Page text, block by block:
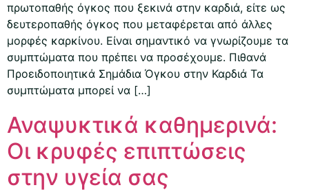
πρωτοπαθής όγκος που ξεκινά στην καρδιά, είτε ως
δευτεροπαθής όγκος που μεταφέρεται από άλλες
μορφές καρκίνου. Είναι σημαντικό να γνωρίζουμε τα
συμπτώματα που πρέπει να προσέχουμε. Πιθανά
Προειδοποιητικά Σημάδια Όγκου στην Καρδιά Τα
συμπτώματα μπορεί να […]
Αναψυκτικά καθημερινά:
Οι κρυφές επιπτώσεις
στην υγεία σας